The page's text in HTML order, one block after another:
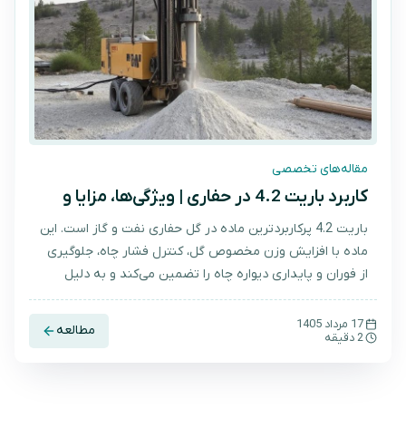
مقاله‌های تخصصی
کاربرد باریت 4.2 در حفاری | ویژگی‌ها، مزایا و
قیمت
باریت 4.2 پرکاربردترین ماده در گل حفاری نفت و گاز است. این
ماده با افزایش وزن مخصوص گل، کنترل فشار چاه، جلوگیری
از فوران و پایداری دیواره چاه را تضمین می‌کند و به دلیل
قیمت مناسب و پایداری شیمیایی، بهترین گزینه در عملیات
حفاری محسوب می‌شود.
17 مرداد 1405
2 دقیقه
مطالعه